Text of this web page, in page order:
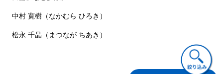
分析
中村 寛樹（なかむら ひろき）
松永 千晶（まつなが ちあき）